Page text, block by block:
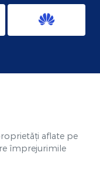
aflate pe
împrejurimile